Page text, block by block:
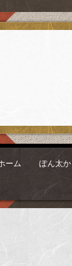
ーム ぽん太